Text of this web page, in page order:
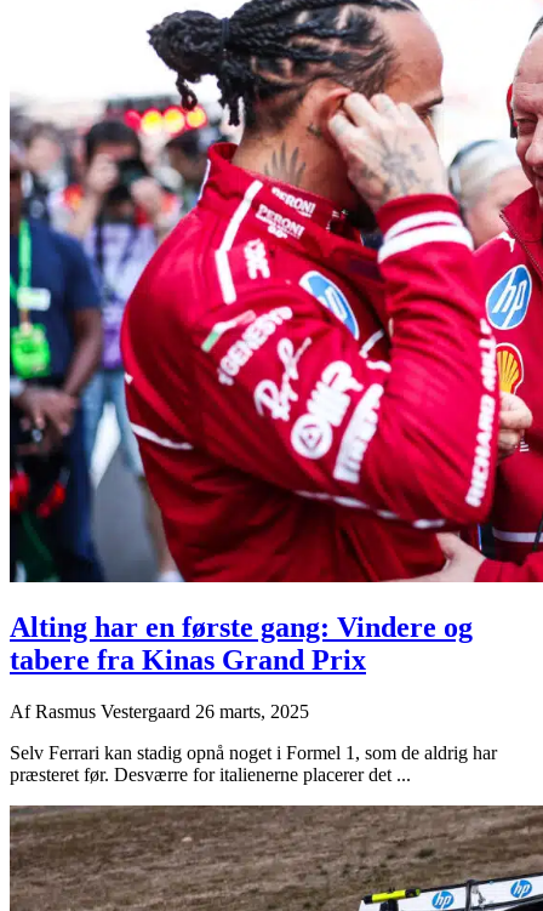
Alting har en første gang: Vindere og
tabere fra Kinas Grand Prix
AfRasmus Vestergaard 26 marts, 2025
Selv Ferrari kan stadig opnå noget i Formel 1, som de aldrig har
præsteret før. Desværre for italienerne placerer det ...